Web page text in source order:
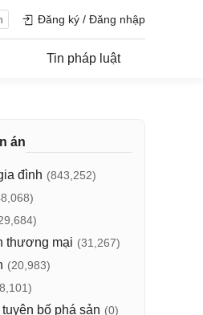
Đăng ký / Đăng nhập
Tin pháp luật
án
đình (843,252)
thương mại (31,267)
(20,983)
bố phá sản (0)